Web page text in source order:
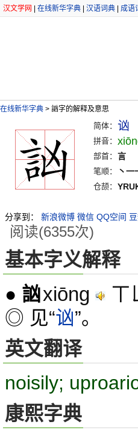
汉文学网 在线新华字典 汉语词典 成语
在线新华字典 > 訩字的解释及意思
简体： 讻
拼音：
部首： 言
笔顺：
丶一
仓颉：
分享到： 新浪微博 微信 QQ空间
阅读(6355次)
基本字义解释
● 訩xiōng ㄒ
◎ 见“讻”。
英文翻译
noisily;
康熙字典